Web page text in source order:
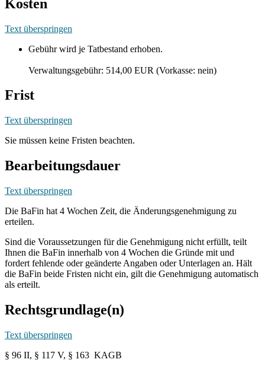
Kosten
Text überspringen
Gebühr wird je Tatbestand erhoben.
Verwaltungsgebühr: 514,00 EUR (Vorkasse: nein)
Frist
Text überspringen
Sie müssen keine Fristen beachten.
Bearbeitungsdauer
Text überspringen
Die BaFin hat 4 Wochen Zeit, die Änderungsgenehmigung zu
erteilen.
Sind die Voraussetzungen für die Genehmigung nicht erfüllt, teilt
Ihnen die BaFin innerhalb von 4 Wochen die Gründe mit und
fordert fehlende oder geänderte Angaben oder Unterlagen an. Hält
die BaFin beide Fristen nicht ein, gilt die Genehmigung automatisch
als erteilt.
Rechtsgrundlage(n)
Text überspringen
§ 96 II, § 117 V, § 163 KAGB